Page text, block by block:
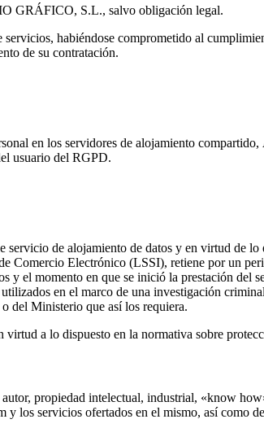
GRÁFICO, S.L., salvo obligación legal.
habiéndose comprometido al
de su contratación.
en los servidores de alojamiento
usuario del RGPD.
de alojamiento de datos y en virtud de lo
Comercio Electrónico (LSSI), retiene por un
y el momento en que se inició la prestación del
en el marco de una investigación
del Ministerio que así los requiera.
a lo dispuesto en la normativa sobre
propiedad intelectual, industrial, «know
los servicios ofertados en el mismo, así como